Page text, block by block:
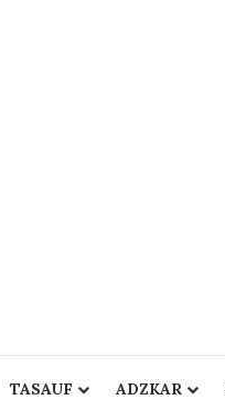
TASAUF ADZKAR